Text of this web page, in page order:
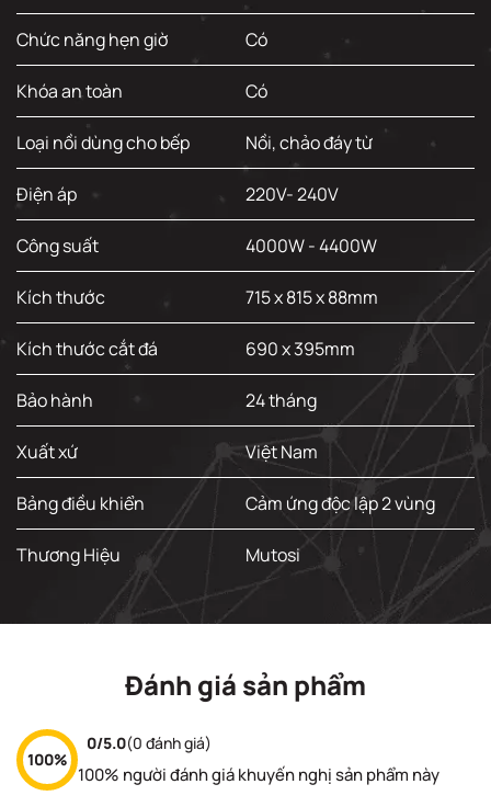
Chức năng hẹn giờ Có
Khóa an toàn Có
Loại nồi dùng cho bếp Nồi, chảo đáy từ
Điện áp 220V- 240V
Công suất 4000W - 4400W
Kích thước 715 x 815 x 88mm
Kích thước cắt đá 690 x 395mm
Bảo hành 24 tháng
Xuất xứ Việt Nam
Bảng điều khiển Cảm ứng độc lập 2 vùng
Thương Hiệu Mutosi
Đánh giá sản phẩm
100%
0/5.0(0 đánh giá)
100% người đánh giá khuyến nghị sản phẩm này